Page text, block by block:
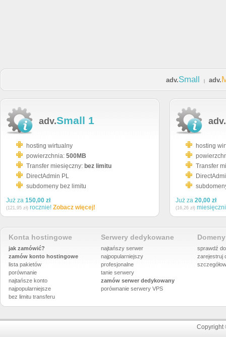
adv.Small adv.
adv.Small 1
hosting wirtualny
powierzchnia: 500MB
Transfer miesięczny: bez limitu
DirectAdmin PL
subdomeny bez limitu
Już za 150,00 zł
(121,95 zł) rocznie! Zobacz więcej!
adv.
hosting
Transfer
Już za 20,00 zł
(16,26 zł)
Konta hostingowe
jak zamówić?
zamów konto hostingowe
lista pakietów
porównanie
najtańsze konto
najpopularniejsze
bez limitu transferu
Serwery dedykowane
najtańszy serwer
najpopularniejszy
profesjonalne
tanie serwery
zamów serwer dedykowany
porównanie serwery VPS
sprawdź
zarejestruj
Copyright